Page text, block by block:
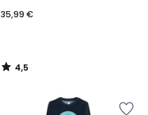
35,99 €
4,5
/